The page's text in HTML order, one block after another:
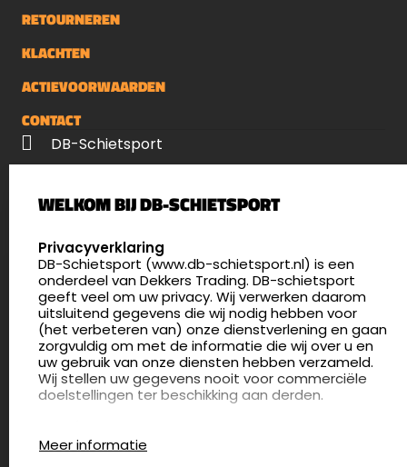
RETOURNEREN
KLACHTEN
ACTIEVOORWAARDEN
CONTACT
DB-Schietsport
5411 LX Zeeland
4.8
175 beoordelingen
info@db-schietsport.nl
Openingstijden
Dinsdag en donderdag: 13:00 - 17:00 én 18:00 - 21:00
uur
Afspraak maken
WELKOM BIJ DB-SCHIETSPORT
SELECT LANGUAGE
Privacyverklaring
DB-Schietsport (www.db-schietsport.nl) is een
onderdeel van Dekkers Trading. DB-schietsport
geeft veel om uw privacy. Wij verwerken daarom
uitsluitend gegevens die wij nodig hebben voor
(het verbeteren van) onze dienstverlening en gaan
zorgvuldig om met de informatie die wij over u en
uw gebruik van onze diensten hebben verzameld.
Wij stellen uw gegevens nooit voor commerciële
doelstellingen ter beschikking aan derden.
Meer informatie